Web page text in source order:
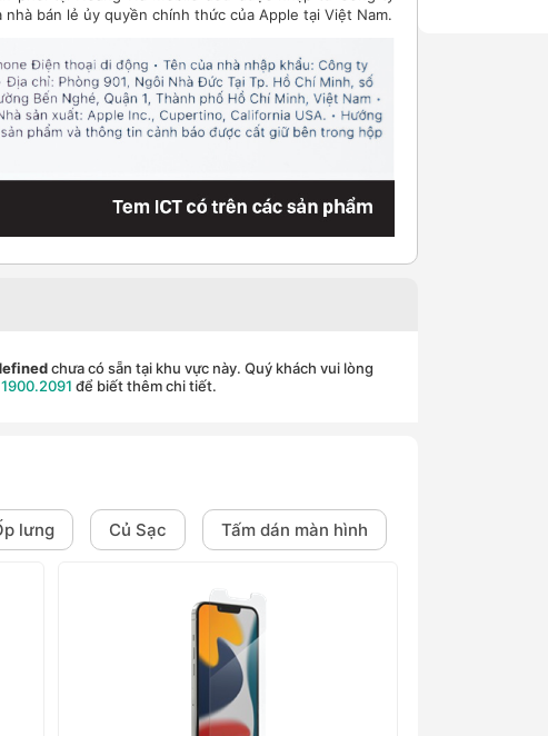
bán lẻ ủy quyền chính thức của Apple tại Việt Nam.
chưa có sẵn tại khu vực này. Quý khách vui lòng
1900.2091 để biết thêm chi tiết.
lưng Củ Sạc Tấm dán màn hình